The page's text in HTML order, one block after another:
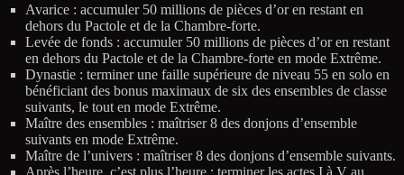
Avarice : accumuler 50 millions de pièces d’or en restant en
dehors du Pactole et de la Chambre-forte.
Levée de fonds : accumuler 50 millions de pièces d’or en restant
en dehors du Pactole et de la Chambre-forte en mode Extrême.
Dynastie : terminer une faille supérieure de niveau 55 en solo en
bénéficiant des bonus maximaux de six des ensembles de classe
suivants, le tout en mode Extrême.
Maître des ensembles : maîtriser 8 des donjons d’ensemble
suivants en mode Extrême.
Maître de l’univers : maîtriser 8 des donjons d’ensemble suivants.
Après l’heure, c’est plus l’heure : terminer les actes I à V au